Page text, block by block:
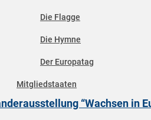
Die Flagge
Die Hymne
Der Europatag
Mitgliedstaaten
“Wachsen in